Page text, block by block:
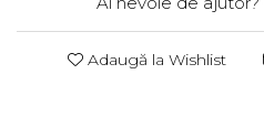
Adaugă la Wishlist